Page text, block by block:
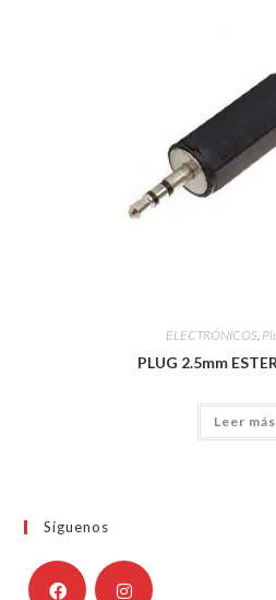
ELECTRÓNICOS,
PLUG 2.5mm
Leer más
Síguenos